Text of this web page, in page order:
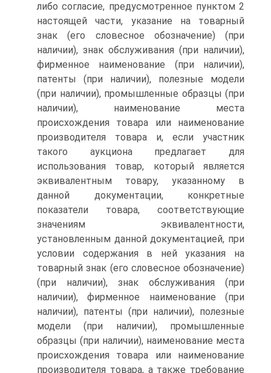
либо согласие, предусмотренное пунктом 2
настоящей части, указание на товарный
знак (его словесное обозначение) (при
наличии), знак обслуживания (при наличии),
фирменное наименование (при наличии),
патенты (при наличии), полезные модели
(при наличии), промышленные образцы (при
наличии), наименование места
происхождения товара или наименование
производителя товара и, если участник
такого аукциона предлагает для
использования товар, который является
эквивалентным товару, указанному в
данной документации, конкретные
показатели товара, соответствующие
значениям эквивалентности,
установленным данной документацией, при
условии содержания в ней указания на
товарный знак (его словесное обозначение)
(при наличии), знак обслуживания (при
наличии), фирменное наименование (при
наличии), патенты (при наличии), полезные
модели (при наличии), промышленные
образцы (при наличии), наименование места
происхождения товара или наименование
производителя товара, а также требование